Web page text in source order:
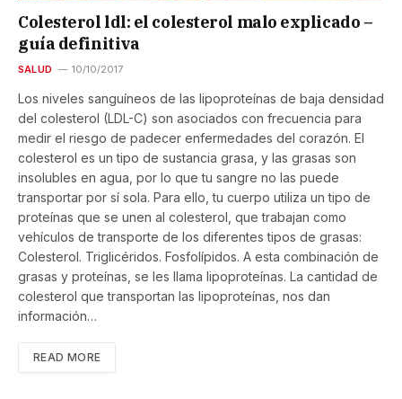
Colesterol ldl: el colesterol malo explicado –
guía definitiva
SALUD 10/10/2017
Los niveles sanguíneos de las lipoproteínas de baja densidad
del colesterol (LDL-C) son asociados con frecuencia para
medir el riesgo de padecer enfermedades del corazón. El
colesterol es un tipo de sustancia grasa, y las grasas son
insolubles en agua, por lo que tu sangre no las puede
transportar por sí sola. Para ello, tu cuerpo utiliza un tipo de
proteínas que se unen al colesterol, que trabajan como
vehículos de transporte de los diferentes tipos de grasas:
Colesterol. Triglicéridos. Fosfolípidos. A esta combinación de
grasas y proteínas, se les llama lipoproteínas. La cantidad de
colesterol que transportan las lipoproteínas, nos dan
información…
READ MORE